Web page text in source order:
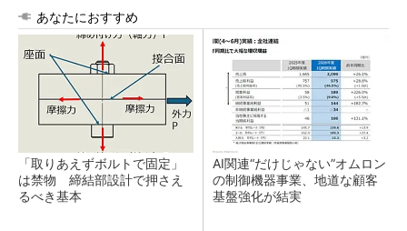
あなたにおすすめ
「取りあえずボルトで固定」
は禁物 締結部設計で押さえ
るべき基本
AI関連“だけじゃない”オムロン
の制御機器事業、地道な顧客
基盤強化が結実